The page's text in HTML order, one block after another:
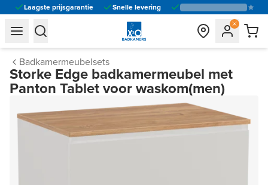
Laagste prijsgarantie Snelle levering
general.navigation.toggle_menu.label
general.navigation.toggle_menu.label
Badkamermeubelsets
Storke Edge badkamermeubel met
Panton Tablet voor waskom(men)